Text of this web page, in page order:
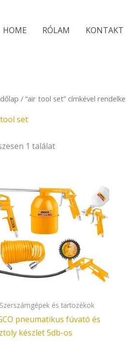
HOME RÓLAM KONTAKT
/ “air tool set” címkével
set
1 találat
és tartozékok
pneumatikus fúvató és
készlet 5db-os